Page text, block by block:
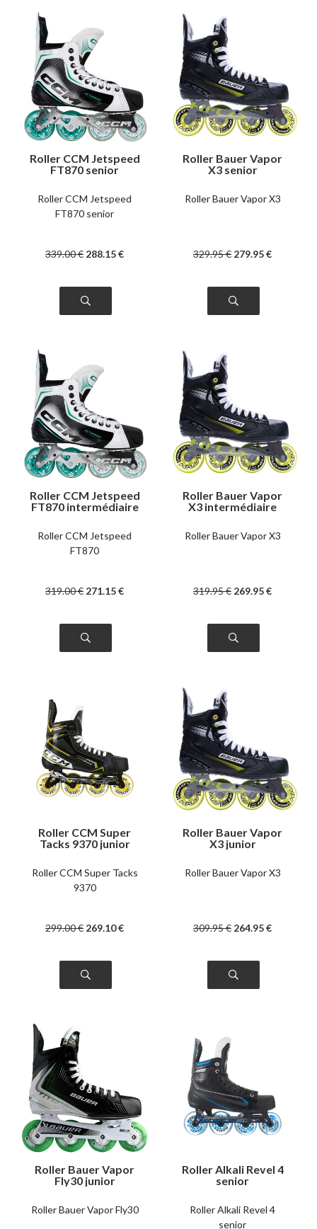
Roller CCM Jetspeed
FT870 senior
Roller CCM Jetspeed
FT870 senior
339.00€ 288.15€
Roller Bauer Vapor
X3 senior
Roller Bauer Vapor X3
329.95€ 279.95€
Roller CCM Jetspeed
FT870 intermédiaire
Roller CCM Jetspeed
FT870
319.00€ 271.15€
Roller Bauer Vapor
X3 intermédiaire
Roller Bauer Vapor X3
319.95€ 269.95€
Roller CCM Super
Tacks 9370 junior
Roller CCM Super Tacks
9370
299.00€ 269.10€
Roller Bauer Vapor
X3 junior
Roller Bauer Vapor X3
309.95€ 264.95€
Roller Bauer Vapor
Fly30 junior
Roller Bauer Vapor Fly30
Roller Alkali Revel 4
senior
Roller Alkali Revel 4
senior